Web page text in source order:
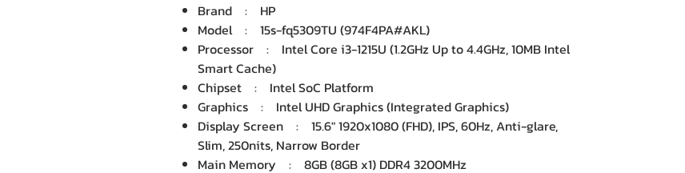
Brand : HP
Model : 15s-fq5309TU (974F4PA#AKL)
Processor : Intel Core i3-1215U (1.2GHz Up to 4.4GHz, 10MB Intel
Smart Cache)
Chipset : Intel SoC Platform
Graphics : Intel UHD Graphics (Integrated Graphics)
Display Screen : 15.6" 1920x1080 (FHD), IPS, 60Hz, Anti-glare,
Slim, 250nits, Narrow Border
Main Memory : 8GB (8GB x1) DDR4 3200MHz